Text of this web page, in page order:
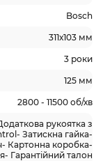
Bosch
311х103 мм
3 роки
125 мм
2800 - 11500 об/хв
рукоятка з
Затискна гайка-
Картонна коробка-
Гарантійний талон